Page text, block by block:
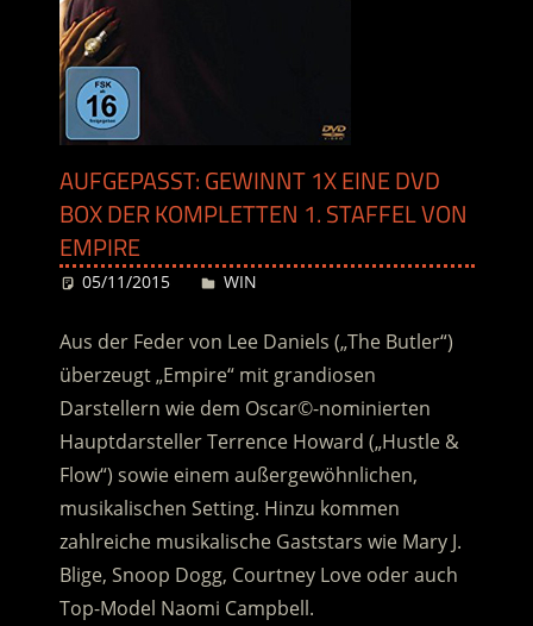
AUFGEPASST: GEWINNT 1X EINE DVD
BOX DER KOMPLETTEN 1. STAFFEL VON
EMPIRE
05/11/2015 Desiree
WIN
Aus der Feder von Lee Daniels („The Butler“)
überzeugt „Empire“ mit grandiosen
Darstellern wie dem Oscar©-nominierten
Hauptdarsteller Terrence Howard („Hustle &
Flow“) sowie einem außergewöhnlichen,
musikalischen Setting. Hinzu kommen
zahlreiche musikalische Gaststars wie Mary J.
Blige, Snoop Dogg, Courtney Love oder auch
Top-Model Naomi Campbell.